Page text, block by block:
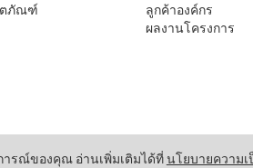
ตภัณฑ์
ลูกค้าองค์กร
ผลงานโครงการ
ารณ์ของคุณ อ่านเพิ่มเติมได้ที่นโยบายความ